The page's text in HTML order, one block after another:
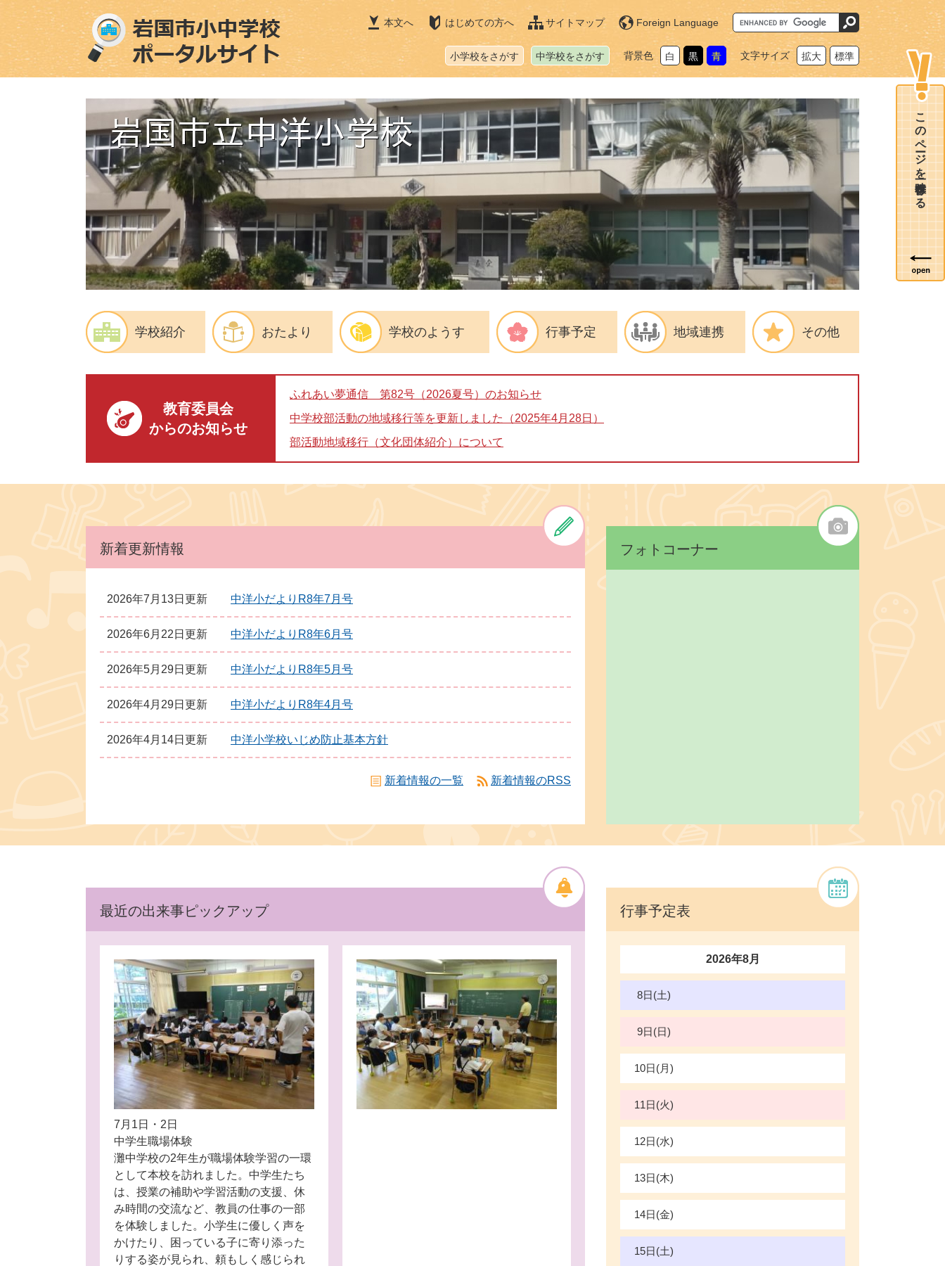
ジ
の
先
ュ
ー
を
本文へ はじめての方へ サイトマップ Foreign Language
G
o
o
カ
タ
ム
検
索
小学校をさがす 中学校をさがす 背景色 白 黒 青 文字サイズ 拡大 標準
学校紹介 おたより 学校のようす 行事予定 地域連携 その他
教育委員会
からのお知らせ
ふれあい夢通信 第82号（2026夏号）のお知らせ
中学校部活動の地域移行等を更新しました（2025年4月28日）
部活動地域移行（文化団体紹介）について
新着更新情報
2026年7月13日更新 中洋小だよりR8年7月号
2026年6月22日更新 中洋小だよりR8年6月号
2026年5月29日更新 中洋小だよりR8年5月号
2026年4月29日更新 中洋小だよりR8年4月号
2026年4月14日更新 中洋小学校いじめ防止基本方針
新着情報の一覧 新着情報のRSS
フォトコーナー
最近の出来事ピックアップ
7月1日・2日
中学生職場体験
灘中学校の2年生が職場体験学習の一環
として本校を訪れました。中学生たち
は、授業の補助や学習活動の支援、休
み時間の交流など、教員の仕事の一部
を体験しました。小学生に優しく声を
かけたり、困っている子に寄り添った
りする姿が見られ、頼もしく感じられ
行事予定表
2026年8月
8日(土)
9日(日)
10日(月)
11日(火)
12日(水)
13日(木)
14日(金)
15日(土)
このページを一時保存する